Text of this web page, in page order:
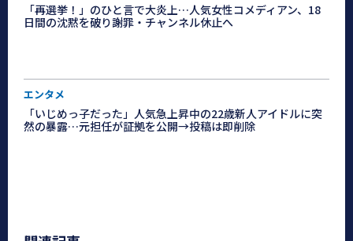
「再選挙！」のひと言で大炎上…人気女性コメディアン、18
日間の沈黙を破り謝罪・チャンネル休止へ
エンタメ
「いじめっ子だった」人気急上昇中の22歳新人アイドルに突
然の暴露…元担任が証拠を公開→投稿は即削除